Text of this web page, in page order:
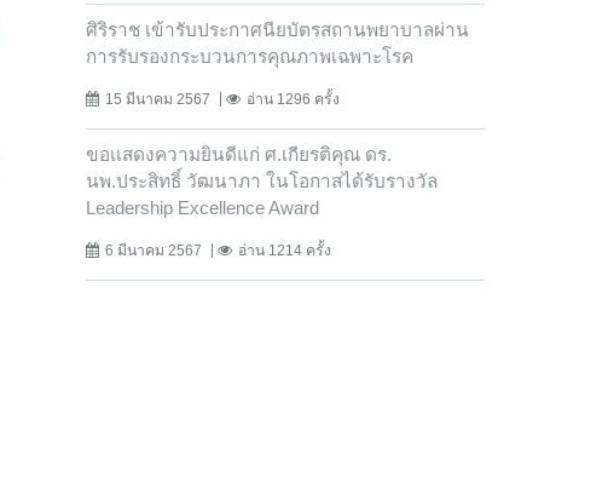
ศิริราช เข้ารับประกาศนียบัตรสถานพยาบาลผ่าน
การรับรองกระบวนการคุณภาพเฉพาะโรค
15 มีนาคม 2567 อ่าน 1296 ครั้ง
ขอเเสดงความยินดีแก่ ศ.เกียรติคุณ ดร.
นพ.ประสิทธิ์ วัฒนาภา ในโอกาสได้รับรางวัล
Leadership Excellence Award
6 มีนาคม 2567 อ่าน 1214 ครั้ง